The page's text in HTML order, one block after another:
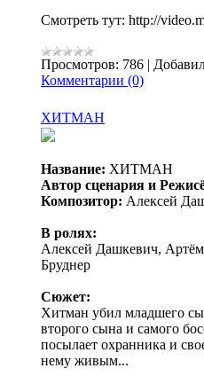
Смотреть тут: http://
Просмотров: 786 |
Комментарии (0)
ХИТМАН
Название: ХИТМАН
Автор сценария и
Композитор: Алексей
В ролях:
Алексей Дашкевич,
Бруднер
Сюжет:
Хитман убил младшего
второго сына и самого
посылает охранника и
нему живым...